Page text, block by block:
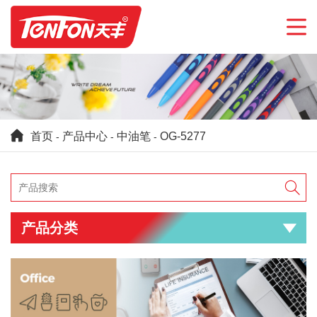
首页 - 产品中心 - 中油笔 - OG-5277

产品分类 